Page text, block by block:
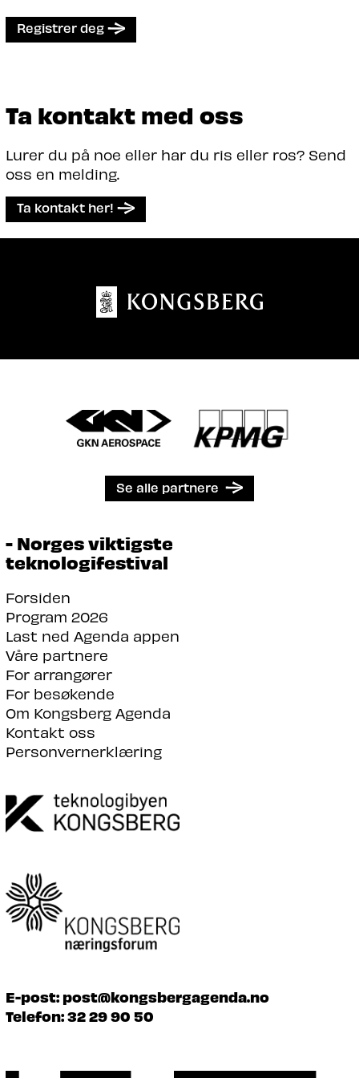
Registrer deg
Ta kontakt med oss
Lurer du på noe eller har du ris eller ros? Send
oss en melding.
Ta kontakt her!
Se alle partnere
- Norges viktigste
teknologifestival
Forsiden
Program 2026
Last ned Agenda appen
Våre partnere
For arrangører
For besøkende
Om Kongsberg Agenda
Kontakt oss
Personvernerklæring
E-post: post@kongsbergagenda.no
Telefon:32 29 90 50